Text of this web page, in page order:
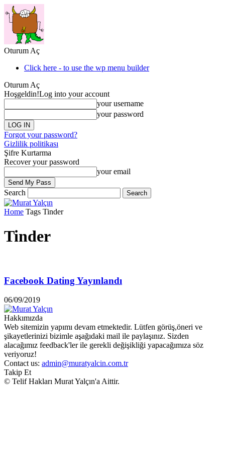
Oturum Aç
Click here - to use the wp menu builder
Oturum Aç
Hoşgeldin!Log into your account
your username
your password
Forgot your password?
Gizlilik politikası
Şifre Kurtarma
Recover your password
your email
Search
Home Tags Tinder
Tinder
Facebook Dating Yayınlandı
06/09/2019
Hakkımızda
Web sitemizin yapımı devam etmektedir. Lütfen görüş,öneri ve
şikayetlerinizi bizimle aşağıdaki mail ile paylaşınız. Sizden
alacağımız feedback'ler ile gerekli değişikliği yapacağımıza söz
veriyoruz!
Contact us: admin@muratyalcin.com.tr
Takip Et
© Telif Hakları Murat Yalçın'a Aittir.